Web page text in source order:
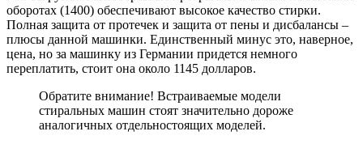
оборотах (1400) обеспечивают высокое качество стирки.
Полная защита от протечек и защита от пены и дисбалансы –
плюсы данной машинки. Единственный минус это, наверное,
цена, но за машинку из Германии придется немного
переплатить, стоит она около 1145 долларов.
Обратите внимание! Встраиваемые модели
стиральных машин стоят значительно дороже
аналогичных отдельностоящих моделей.